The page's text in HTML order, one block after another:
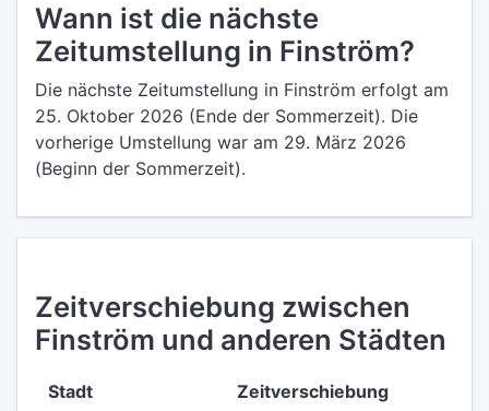
Wann ist die nächste
Zeitumstellung in Finström?
Die nächste Zeitumstellung in Finström erfolgt am
25. Oktober 2026 (Ende der Sommerzeit). Die
vorherige Umstellung war am 29. März 2026
(Beginn der Sommerzeit).
Zeitverschiebung zwischen
Finström und anderen Städten
Stadt Zeitverschiebung